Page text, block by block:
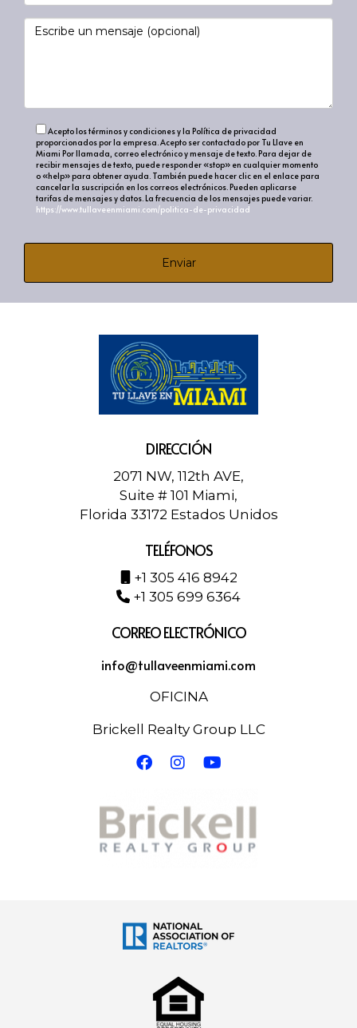
Acepto los términos y condiciones y la Política de privacidad
proporcionados por la empresa. Acepto ser contactado por Tu Llave en
Miami Por llamada, correo electrónico y mensaje de texto. Para dejar de
recibir mensajes de texto, puede responder «stop» en cualquier momento
o «help» para obtener ayuda. También puede hacer clic en el enlace para
cancelar la suscripción en los correos electrónicos. Pueden aplicarse
tarifas de mensajes y datos. La frecuencia de los mensajes puede variar.
https://www.tullaveenmiami.com/politica-de-privacidad
Enviar
DIRECCIÓN
2071 NW, 112th AVE,
Suite # 101 Miami,
Florida 33172 Estados Unidos
TELÉFONOS
+1 305 416 8942
+1 305 699 6364
CORREO ELECTRÓNICO
info@tullaveenmiami.com
OFICINA
Brickell Realty Group LLC